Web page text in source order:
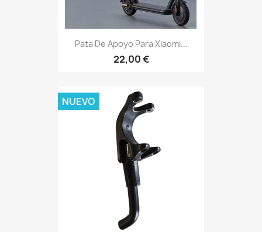
Pata De Apoyo Para Xiaomi...
22,00 €
NUEVO